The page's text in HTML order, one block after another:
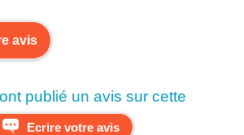
avis
publié un avis sur cette
Ecrire votre avis